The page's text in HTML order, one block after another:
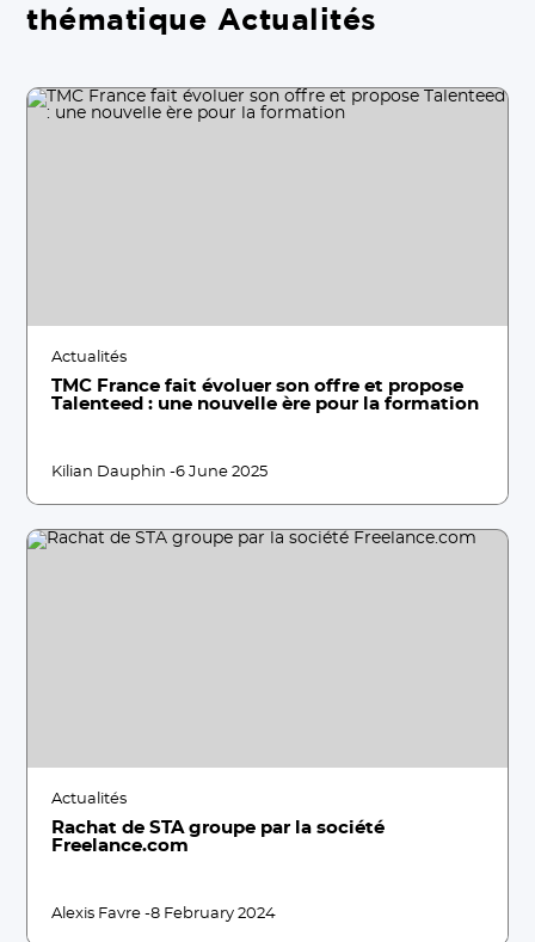
thématique Actualités
Actualités
TMC France fait évoluer son offre et propose
Talenteed : une nouvelle ère pour la formation
Kilian Dauphin -6 June 2025
Actualités
Rachat de STA groupe par la société
Freelance.com
Alexis Favre -8 February 2024